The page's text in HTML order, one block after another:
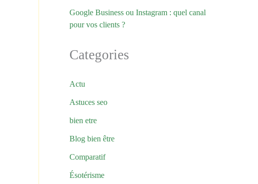
Google Business ou Instagram : quel canal
pour vos clients ?
Categories
Actu
Astuces seo
bien etre
Blog bien être
Comparatif
Ésotérisme